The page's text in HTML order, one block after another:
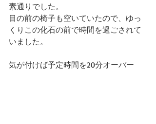
素通りでした。
目の前の椅子も空いていたので、ゆっ
くりこの化石の前で時間を過ごされて
いました。
気が付けば予定時間を20分オーバー